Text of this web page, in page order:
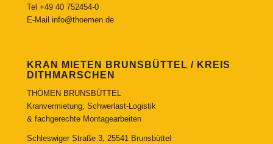
Tel +49 40 752454-0
E-Mail info@thoemen.de
KRAN MIETEN BRUNSBÜTTEL / KREIS
DITHMARSCHEN
THÖMEN BRUNSBÜTTEL
Kranvermietung, Schwerlast-Logistik
& fachgerechte Montagearbeiten
Schleswiger Straße 3, 25541 Brunsbüttel